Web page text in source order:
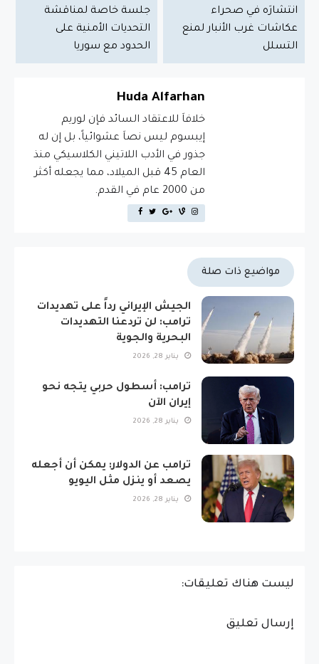
انتشارَه في صحراء
عكاشات غرب الأنبار لمنع
التسلل
جلسة خاصة لمناقشة
التحديات الأمنية على
الحدود مع سوريا
Huda Alfarhan
خلافاَ للاعتقاد السائد فإن لوريم
إيبسوم ليس نصاَ عشوائياً، بل إن له
جذور في الأدب اللاتيني الكلاسيكي منذ
العام 45 قبل الميلاد، مما يجعله أكثر
من 2000 عام في القدم.
مواضيع ذات صلة
الجيش الإيراني رداً على تهديدات
ترامب: لن تردعنا التهديدات
البحرية والجوية
يناير 28, 2026
ترامب: أسطول حربي يتجه نحو
إيران الآن
يناير 28, 2026
ترامب عن الدولار: يمكن أن أجعله
يصعد أو ينزل مثل اليويو
يناير 28, 2026
ليست هناك تعليقات:
إرسال تعليق